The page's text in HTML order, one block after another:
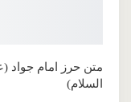
متن حرز امام جواد
السلام)